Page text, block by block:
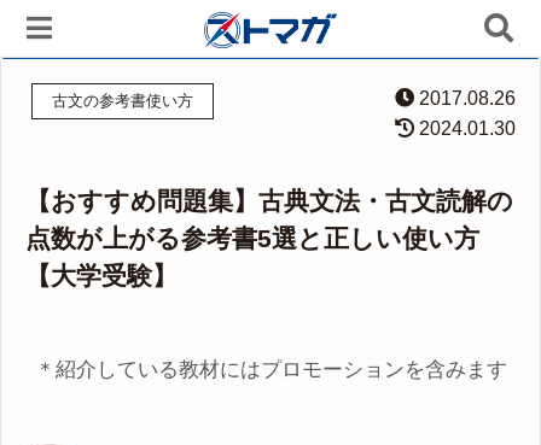
古文の参考書使い方
2017.08.26
2024.01.30
【おすすめ問題集】古典文法・古文読解の
点数が上がる参考書5選と正しい使い方
【大学受験】
＊紹介している教材にはプロモーションを含みます